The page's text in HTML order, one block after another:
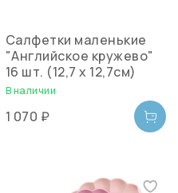
Салфетки маленькие
"Английское кружево"
16 шт. (12,7 х 12,7см)
В наличии
1 070 ₽